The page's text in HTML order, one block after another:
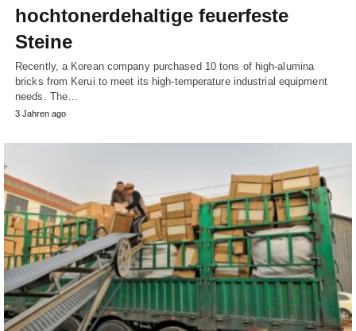
hochtonerdehaltige feuerfeste
Steine
Recently, a Korean company purchased 10 tons of high-alumina
bricks from Kerui to meet its high-temperature industrial equipment
needs. The…
3 Jahren ago